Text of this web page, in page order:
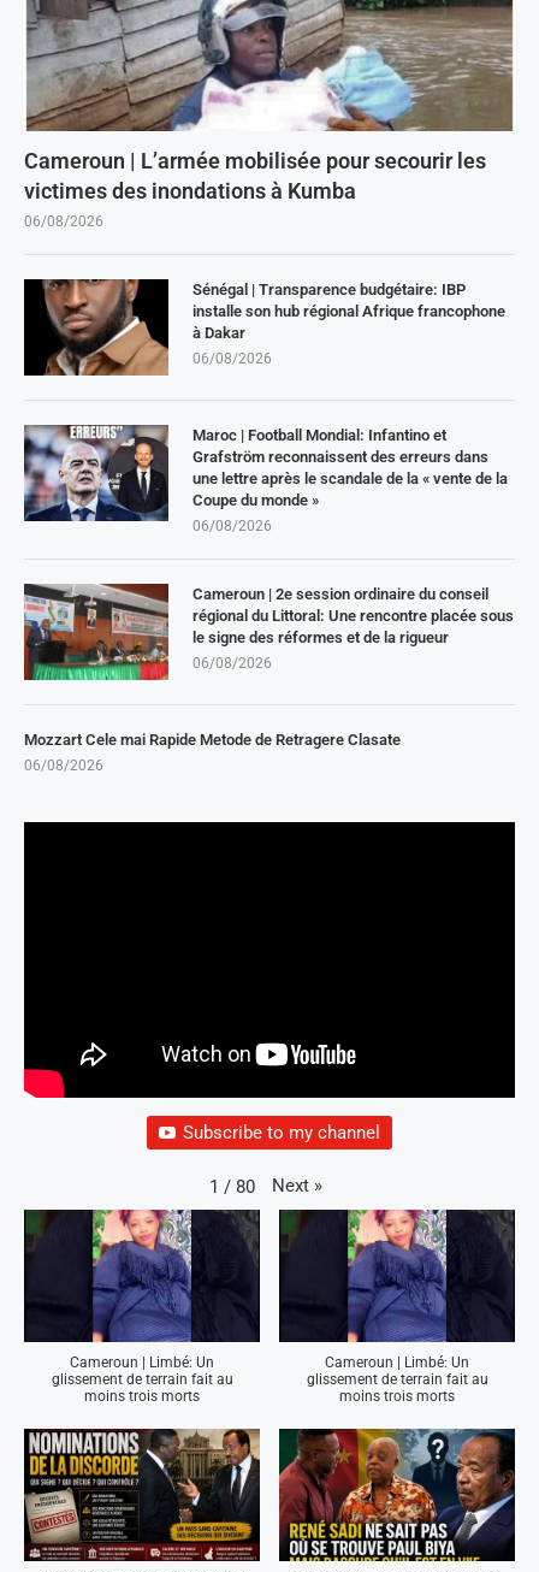
Cameroun | L’armée mobilisée pour secourir les
victimes des inondations à Kumba
06/08/2026
Sénégal | Transparence budgétaire: IBP
installe son hub régional Afrique francophone
à Dakar
06/08/2026
Maroc | Football Mondial: Infantino et
Grafström reconnaissent des erreurs dans
une lettre après le scandale de la « vente de la
Coupe du monde »
06/08/2026
Cameroun | 2e session ordinaire du conseil
régional du Littoral: Une rencontre placée sous
le signe des réformes et de la rigueur
06/08/2026
Mozzart Cele mai Rapide Metode de Retragere Clasate
06/08/2026
Subscribe to my channel
1 / 80 Next »
Cameroun | Limbé: Un
glissement de terrain fait au
moins trois morts
Cameroun | Limbé: Un
glissement de terrain fait au
moins trois morts